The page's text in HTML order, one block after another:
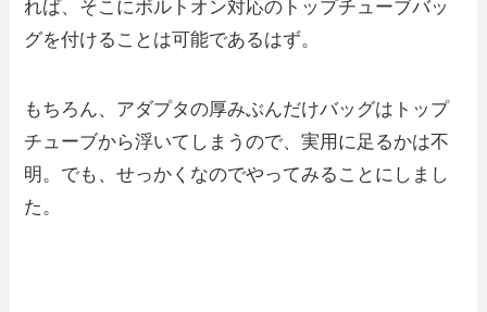
れば、そこにボルトオン対応のトップチューブバッ
グを付けることは可能であるはず。
もちろん、アダプタの厚みぶんだけバッグはトップ
チューブから浮いてしまうので、実用に足るかは不
明。でも、せっかくなのでやってみることにしまし
た。